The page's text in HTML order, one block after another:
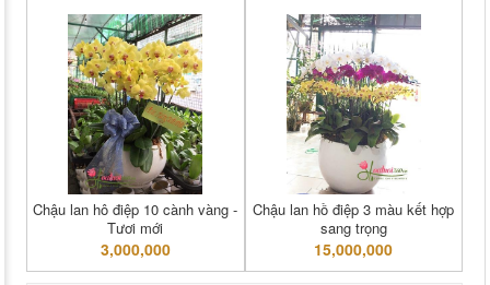
Chậu lan hô điệp 10 cành vàng -
Tươi mới
3,000,000
Chậu lan hồ điệp 3 màu kết hợp
sang trọng
15,000,000